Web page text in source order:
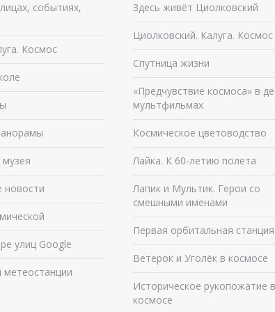
событиях,
Космос
новости
улиц Google
Здесь живёт Циолковский
Циолковский. Калуга. Космос
Спутница жизни
«Предчувствие космоса» в
мультфильмах
Космическое цветоводство
Лайка. К 60-летию полета
Лапик и Мультик. Герои со
смешными именами
Первая орбитальная станция
Ветерок и Уголёк в космосе
Историческое рукопожатие в
космосе